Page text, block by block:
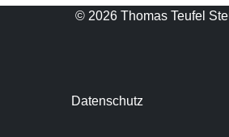
© 2026 Thomas Teufel
Datenschutz